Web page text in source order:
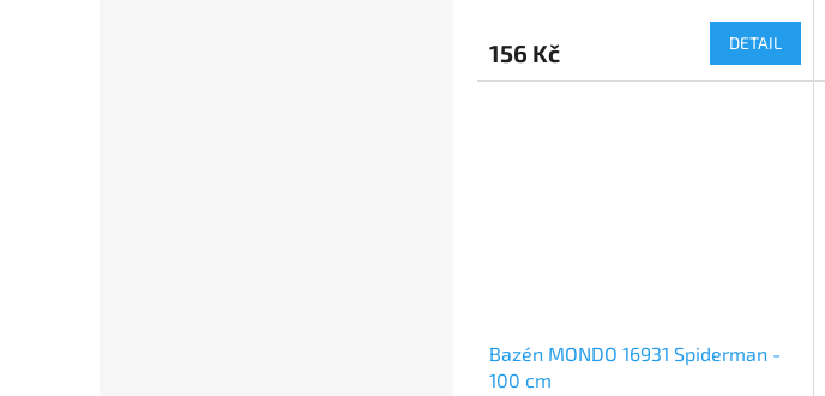
156 Kč DETAIL
Bazén MONDO 16931 Spiderman -
100 cm